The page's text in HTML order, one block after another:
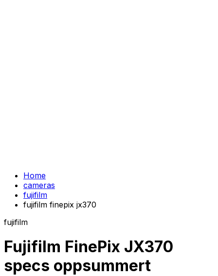
Home
cameras
fujifilm
fujifilm finepix jx370
fujifilm
Fujifilm FinePix JX370
specs oppsummert